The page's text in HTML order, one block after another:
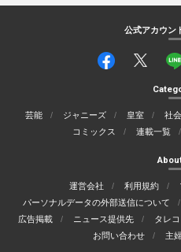
公式アカウン
芸能 ジャニーズ 皇室 社
コミックス
連載一覧
運営会社 利用規約
パーソナルデータの外部送信について
広告掲載
ニュース提供先 タレコ
お問い合わせ
主